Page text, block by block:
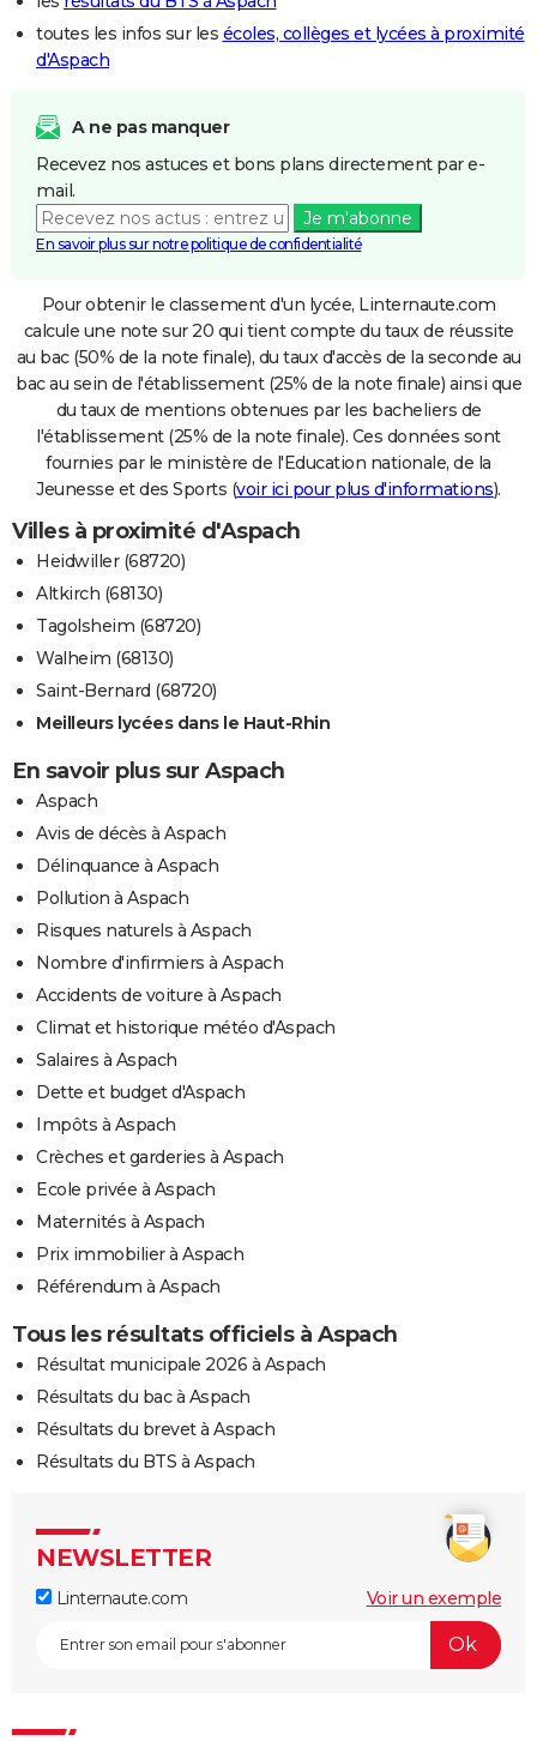
toutes les infos sur les écoles, collèges et lycées à proximité
d'Aspach
A ne pas manquer
Recevez nos astuces et bons plans directement par e-
mail.
Je m'abonne
En savoir plus sur notre politique de confidentialité
Pour obtenir le classement d'un lycée, Linternaute.com
calcule une note sur 20 qui tient compte du taux de réussite
au bac (50% de la note finale), du taux d'accès de la seconde au
bac au sein de l'établissement (25% de la note finale) ainsi que
du taux de mentions obtenues par les bacheliers de
l'établissement (25% de la note finale). Ces données sont
fournies par le ministère de l'Education nationale, de la
Jeunesse et des Sports (voir ici pour plus d'informations).
Villes à proximité d'Aspach
Heidwiller (68720)
Altkirch (68130)
Tagolsheim (68720)
Walheim (68130)
Saint-Bernard (68720)
Meilleurs lycées dans le Haut-Rhin
En savoir plus sur Aspach
Aspach
Avis de décès à Aspach
Délinquance à Aspach
Pollution à Aspach
Risques naturels à Aspach
Nombre d'infirmiers à Aspach
Accidents de voiture à Aspach
Climat et historique météo d'Aspach
Salaires à Aspach
Dette et budget d'Aspach
Impôts à Aspach
Crèches et garderies à Aspach
Ecole privée à Aspach
Maternités à Aspach
Prix immobilier à Aspach
Référendum à Aspach
Tous les résultats officiels à Aspach
Résultat municipale 2026 à Aspach
Résultats du bac à Aspach
Résultats du brevet à Aspach
Résultats du BTS à Aspach
NEWSLETTER
Linternaute.com Voir un exemple